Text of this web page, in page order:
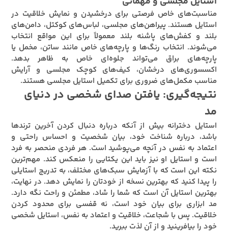
مناسبت‌های خاص فرصتی برای درخشیدن و نمایش خلاقیت در
استایل هستند. پیراهن‌های مجلسی، لباس‌های کوکتل، دامن‌های
بلند و کفش‌های پاشنه بلند معمولاً برای این مواقع انتخاب
می‌شوند. انتخاب رنگ‌ها و پارچه‌های خاص مانند ساتن، مخمل یا
پارچه‌های براق می‌تواند جلوه‌ای خاص به ظاهر بدهد.
اکسسوری‌های درخشان، کیف‌های کوچک مجلسی و آرایش
مناسب مکمل‌های ضروری برای تکمیل استایل مجلسی هستند.
نتیجه‌گیری: یافتن صدای شخصی در دنیای
مد
استایل دخترانه بیش از آنکه درباره دنبال کردن آخرین ترندها
باشد، درباره شناخت خود، بیان شخصیت و احساس راحتی و
اعتماد به نفس در آنچه می‌پوشید است. هر فردی منحصر به فرد
است و استایل او نیز باید این یکتایی را منعکس کند. مهم‌ترین
نکته این است که با آزمایش سبک‌های مختلف، به تدریج استایلی
را پیدا کنید که بهترین نسخه از خودتان را نمایش دهد. در نهایت،
بهترین استایل آن است که شما را شاد، مطمئن و راحت نگه دارد.
مد ابزاری برای بیان خود است، نه قفسی برای محدود کردن
خلاقیت. پس با شجاعت، خلاقیت و اعتماد به نفس، استایل شخصی
خود را بیافرینید و از آن لذت ببرید.